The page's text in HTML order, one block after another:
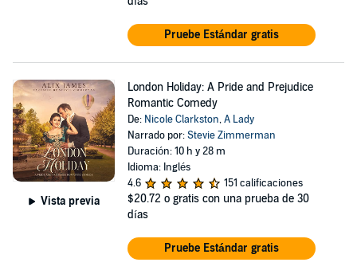
Pruebe Estándar gratis
Vista previa
London Holiday: A Pride and Prejudice
Romantic Comedy
De: Nicole Clarkston,A Lady
Narrado por:Stevie Zimmerman
Duración: 10 h y 28 m
Idioma: Inglés
4.6
151 calificaciones
$20.72 o gratis con una prueba de 30
días
Pruebe Estándar gratis